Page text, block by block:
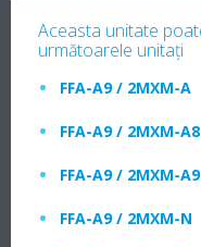
Aceasta unitate
următoarele unitaţi
FFA-A9 / 2MXM-A
FFA-A9 / 2MXM-A8
FFA-A9 / 2MXM-A9
FFA-A9 / 2MXM-N